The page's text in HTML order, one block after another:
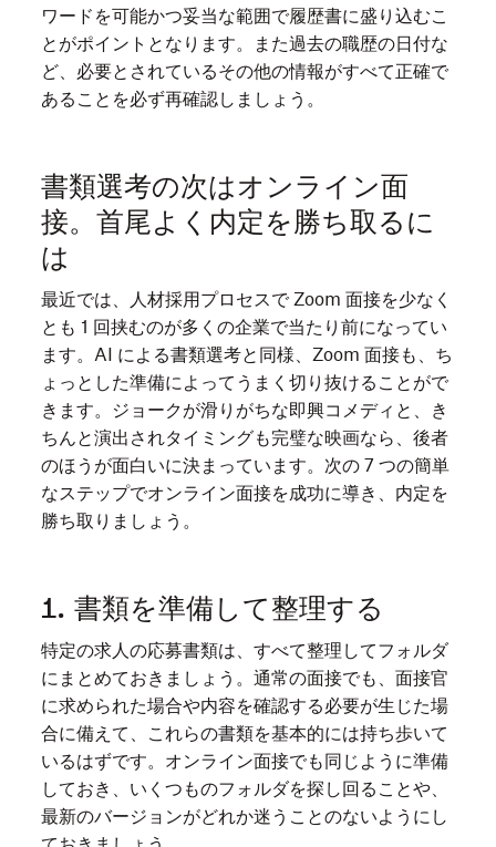
ワードを可能かつ妥当な範囲で履歴書に盛り込むこ
とがポイントとなります。また過去の職歴の日付な
ど、必要とされているその他の情報がすべて正確で
あることを必ず再確認しましょう。
書類選考の次はオンライン面
接。首尾よく内定を勝ち取るに
は
最近では、人材採用プロセスで Zoom 面接を少なく
とも 1 回挟むのが多くの企業で当たり前になってい
ます。AI による書類選考と同様、Zoom 面接も、ち
ょっとした準備によってうまく切り抜けることがで
きます。ジョークが滑りがちな即興コメディと、き
ちんと演出されタイミングも完璧な映画なら、後者
のほうが面白いに決まっています。次の 7 つの簡単
なステップでオンライン面接を成功に導き、内定を
勝ち取りましょう。
1. 書類を準備して整理する
特定の求人の応募書類は、すべて整理してフォルダ
にまとめておきましょう。通常の面接でも、面接官
に求められた場合や内容を確認する必要が生じた場
合に備えて、これらの書類を基本的には持ち歩いて
いるはずです。オンライン面接でも同じように準備
しておき、いくつものフォルダを探し回ることや、
最新のバージョンがどれか迷うことのないようにし